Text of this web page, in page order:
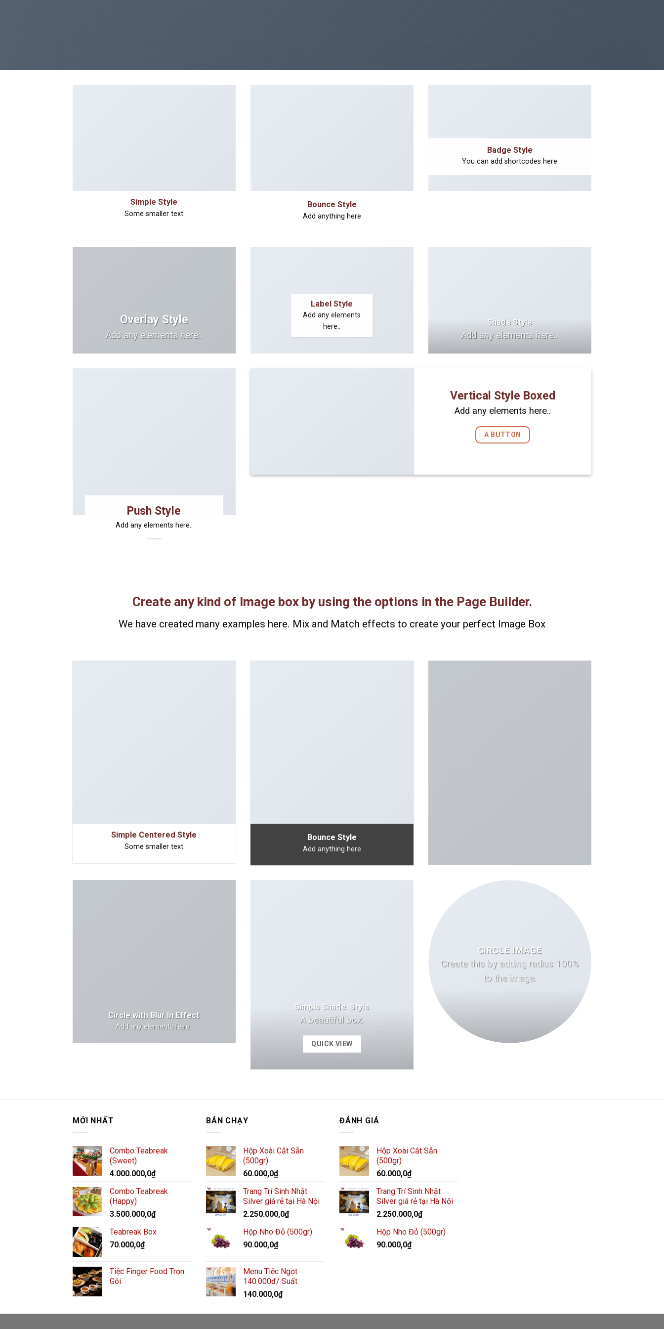
Simple Style
Some smaller text
Bounce Style
Add anything here
Badge Style
You can add shortcodes here
Overlay Style
Add any elements here..
Label Style
Add any elements
here..
Shade Style
Add any elements here..
Push Style
Add any elements here..
Vertical Style Boxed
Add any elements here..
A BUTTON
Create any kind of Image box by using the options in the Page Builder.
We have created many examples here. Mix and Match effects to create your perfect Image Box
Simple Centered Style
Some smaller text
Bounce Style
Add anything here
Circle with Blur In Effect
Add any elements here..
Simple Shade Style
A beautiful box.
QUICK VIEW
CIRCLE IMAGE
Create this by adding radius 100%
to the image.
MỚI NHẤT
Combo Teabreak
(Sweet)
4.000.000,0₫
Combo Teabreak
(Happy)
3.500.000,0₫
Teabreak Box
70.000,0₫
Tiệc Finger Food Trọn
Gói
BÁN CHẠY
Hộp Xoài Cắt Sẵn
(500gr)
60.000,0₫
Trang Trí Sinh Nhật
Silver giá rẻ tại Hà Nội
2.250.000,0₫
Hộp Nho Đỏ (500gr)
90.000,0₫
Menu Tiệc Ngọt
140.000đ/ Suất
140.000,0₫
ĐÁNH GIÁ
Hộp Xoài Cắt Sẵn
(500gr)
60.000,0₫
Trang Trí Sinh Nhật
Silver giá rẻ tại Hà Nội
2.250.000,0₫
Hộp Nho Đỏ (500gr)
90.000,0₫